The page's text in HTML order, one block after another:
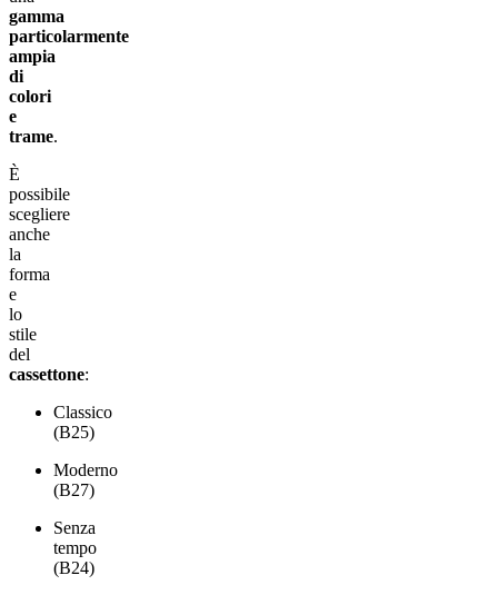
gamma
particolarmente
ampia
di
colori
e
trame.
È
possibile
scegliere
anche
la
forma
e
lo
stile
del
cassettone:
Classico
(B25)
Moderno
(B27)
Senza
tempo
(B24)